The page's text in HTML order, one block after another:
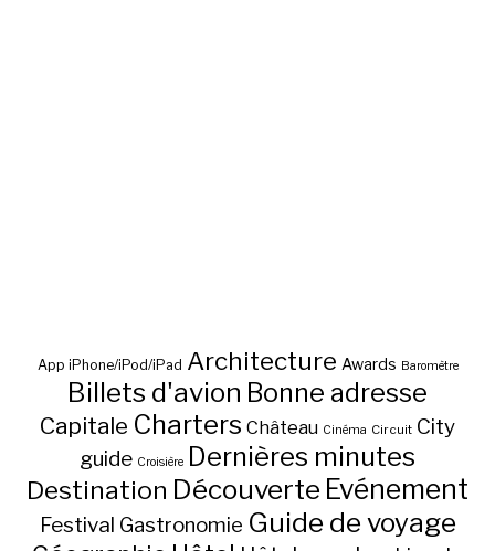
App iPhone/iPod/iPad Architecture Awards Baromètre
Billets d'avion Bonne adresse
Capitale Charters Château Cinéma Circuit City
guide Croisière Dernières minutes
Destination Découverte Evénement
Festival Gastronomie Guide de voyage